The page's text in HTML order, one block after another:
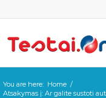
You are here: Home /
Atsakymas į: Ar galite sustoti